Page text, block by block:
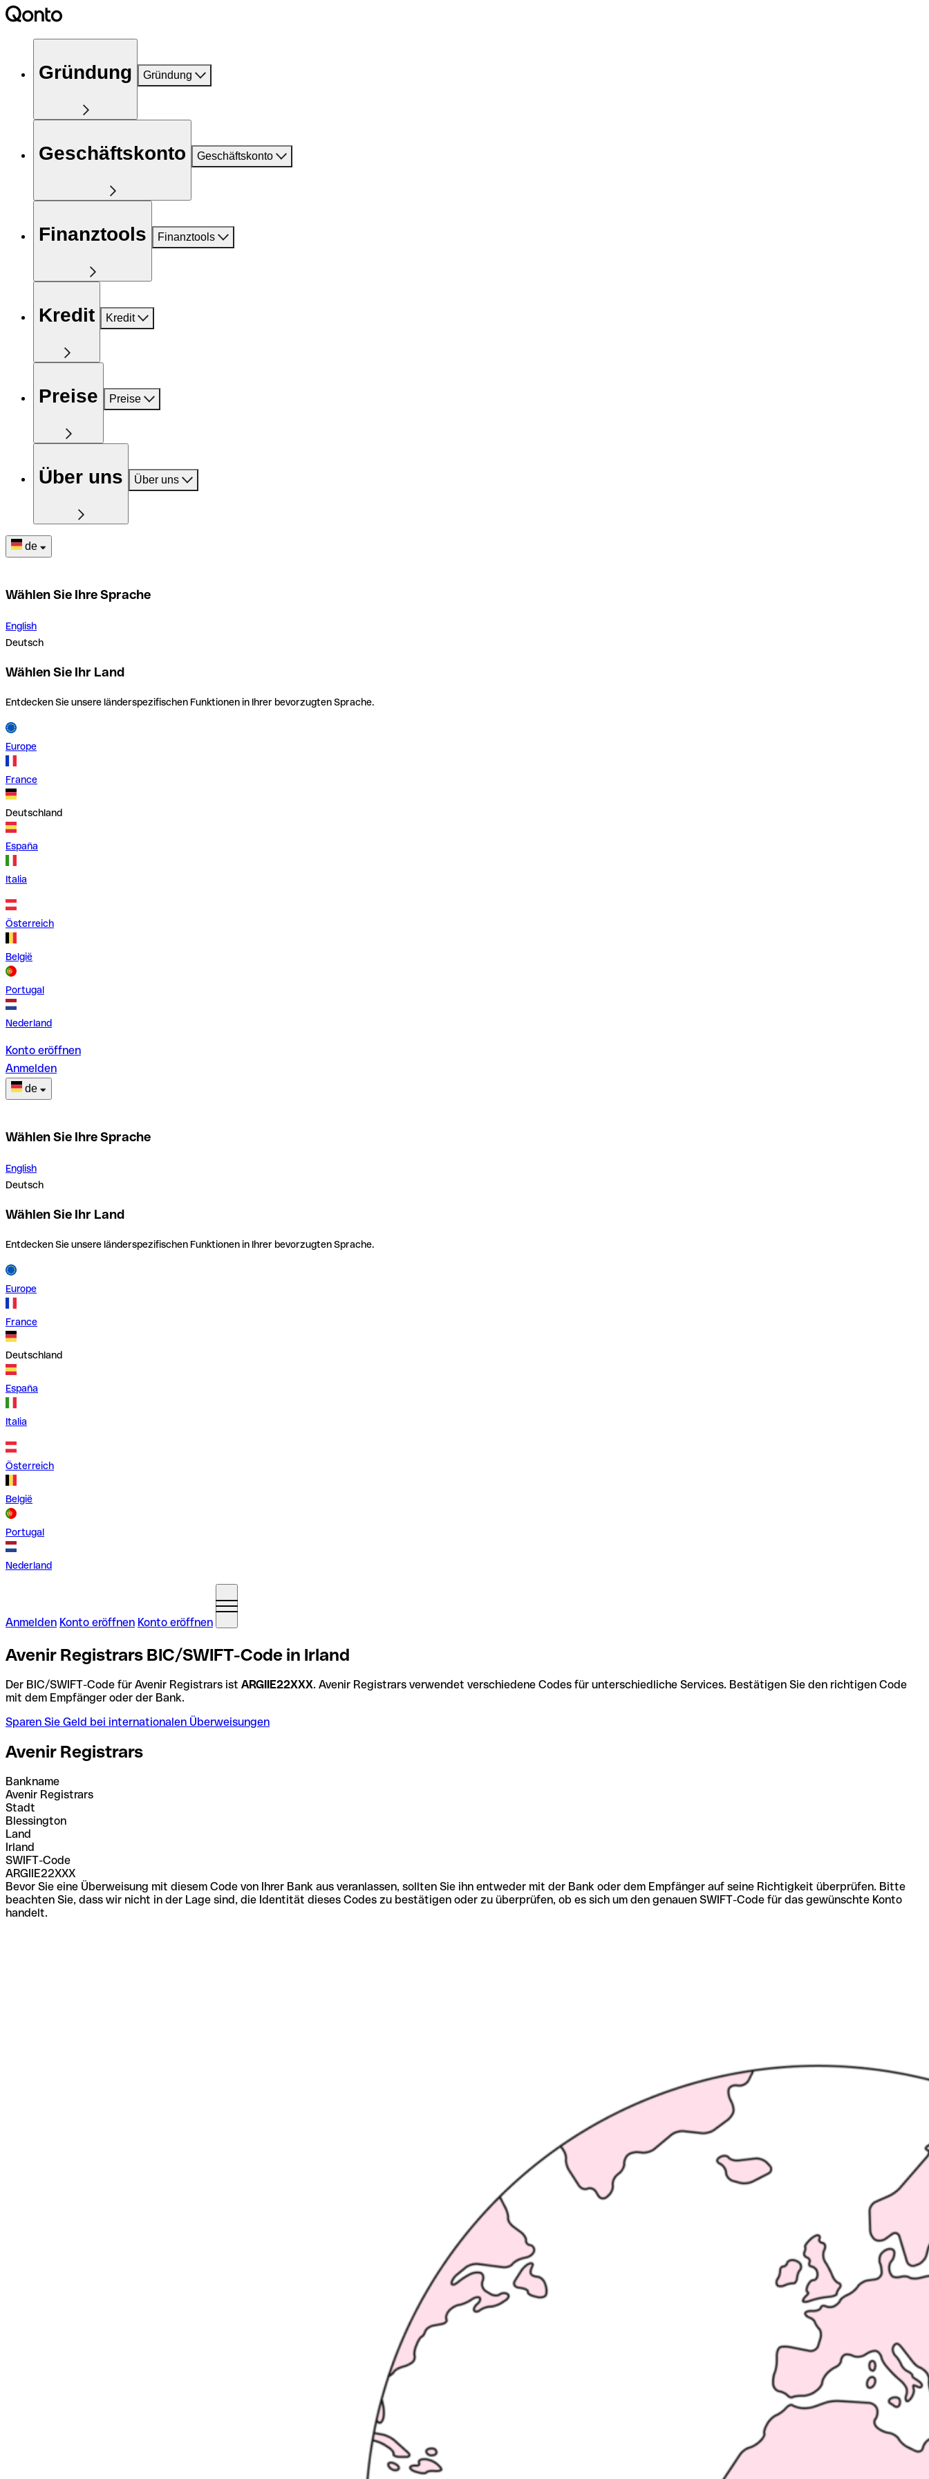
Gründung Gründung
Geschäftskonto Geschäftskonto
Finanztools Finanztools
Kredit Kredit
Preise Preise
Über uns Über uns
de
Wählen Sie Ihre Sprache
English
Deutsch
Wählen Sie Ihr Land
Entdecken Sie unsere länderspezifischen Funktionen in Ihrer bevorzugten Sprache.
Europe
France
Deutschland
España
Italia
Österreich
België
Portugal
Nederland
Konto eröffnen
Anmelden
de
Wählen Sie Ihre Sprache
English
Deutsch
Wählen Sie Ihr Land
Entdecken Sie unsere länderspezifischen Funktionen in Ihrer bevorzugten Sprache.
Europe
France
Deutschland
España
Italia
Österreich
België
Portugal
Nederland
Anmelden Konto eröffnen Konto eröffnen
Avenir Registrars BIC/SWIFT-Code in Irland
Der BIC/SWIFT-Code für Avenir Registrars ist ARGIIE22XXX. Avenir Registrars verwendet verschiedene Codes für unterschiedliche Services. Bestätigen Sie den richtigen Code
mit dem Empfänger oder der Bank.
Sparen Sie Geld bei internationalen Überweisungen
Avenir Registrars
Bankname
Avenir Registrars
Stadt
Blessington
Land
Irland
SWIFT-Code
ARGIIE22XXX
Bevor Sie eine Überweisung mit diesem Code von Ihrer Bank aus veranlassen, sollten Sie ihn entweder mit der Bank oder dem Empfänger auf seine Richtigkeit überprüfen. Bitte
beachten Sie, dass wir nicht in der Lage sind, die Identität dieses Codes zu bestätigen oder zu überprüfen, ob es sich um den genauen SWIFT-Code für das gewünschte Konto
handelt.